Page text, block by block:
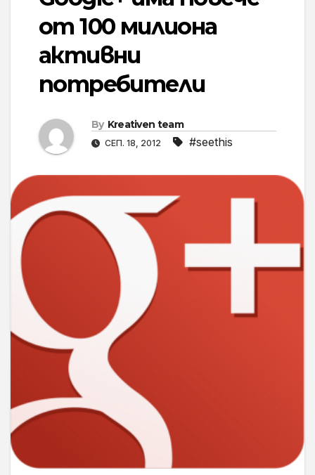
от 100 милиона
активни
потребители
By Kreativen team
СЕП. 18, 2012 #seethis